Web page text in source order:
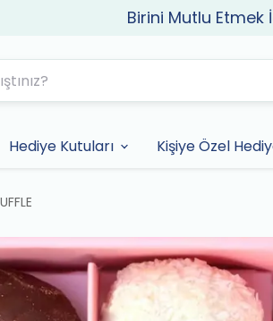
Birini Mutlu Etmek
Hediye Kutuları Kişiye Özel